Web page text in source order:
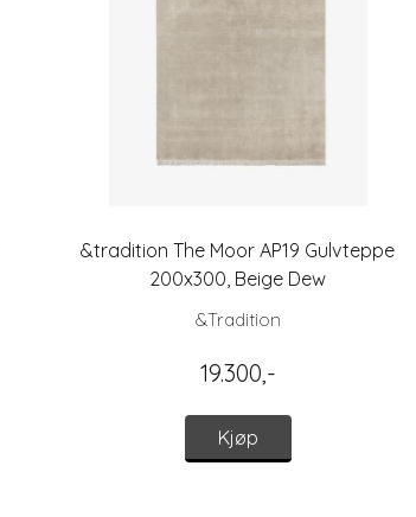
&tradition The Moor AP19 Gulvteppe
200x300, Beige Dew
&Tradition
19.300,-
Kjøp